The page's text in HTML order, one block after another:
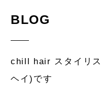
BLOG
chill hair スタイリス
ヘイ)です